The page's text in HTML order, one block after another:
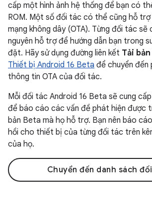
cấp một hình ảnh hệ thống để bạn có
ROM. Một số đối tác có thể cũng hỗ trợ
mạng không dây (OTA). Từng đối tác sẽ
nguyên hỗ trợ để hướng dẫn bạn trong
đặt. Hãy sử dụng đường liên kết Tải
Thiết bị Android 16 Beta để chuyển đến
thông tin OTA của đối tác.
Mỗi đối tác Android 16 Beta sẽ cung
để báo cáo các vấn đề phát hiện được
bản Beta mà họ hỗ trợ. Bạn nên báo
hồi cho thiết bị của từng đối tác trên
của họ.
Chuyển đến danh sách